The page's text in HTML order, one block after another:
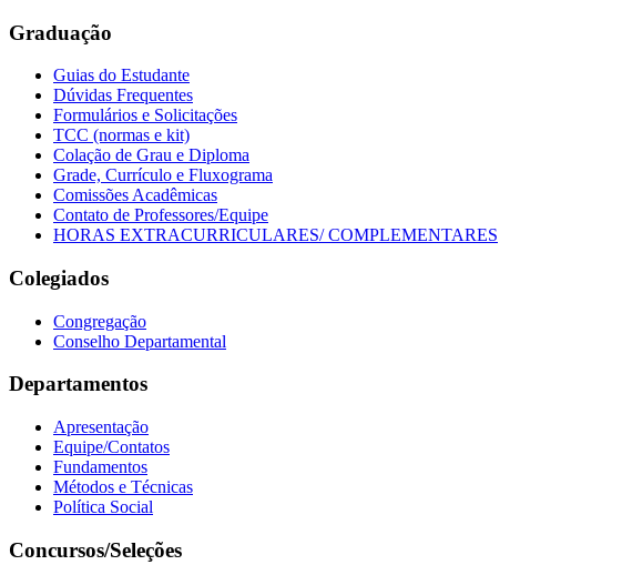
Graduação
Guias do Estudante
Dúvidas Frequentes
Formulários e Solicitações
TCC (normas e kit)
Colação de Grau e Diploma
Grade, Currículo e Fluxograma
Comissões Acadêmicas
Contato de Professores/Equipe
HORAS EXTRACURRICULARES/ COMPLEMENTARES
Colegiados
Congregação
Conselho Departamental
Departamentos
Apresentação
Equipe/Contatos
Fundamentos
Métodos e Técnicas
Política Social
Concursos/Seleções